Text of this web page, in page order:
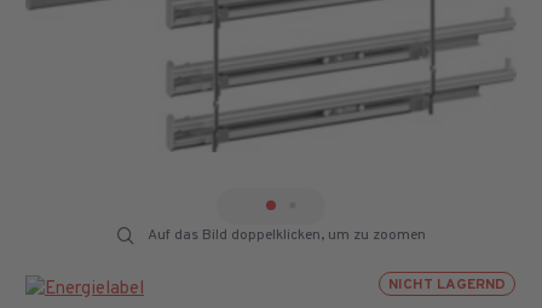
Auf das Bild doppelklicken, um zu zoomen
NICHT LAGERND